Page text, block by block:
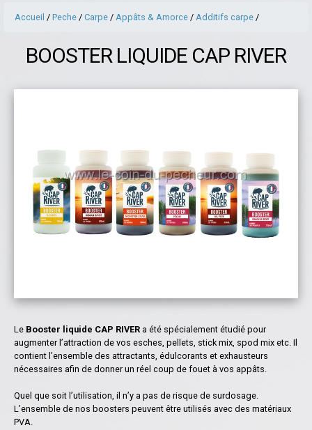
Accueil / Peche / Carpe / Appâts & Amorce / Additifs carpe /
BOOSTER LIQUIDE CAP RIVER
Le Booster liquide CAP RIVER a été spécialement étudié pour
augmenter l’attraction de vos esches, pellets, stick mix, spod mix etc. Il
contient l’ensemble des attractants, édulcorants et exhausteurs
nécessaires afin de donner un réel coup de fouet à vos appâts.
Quel que soit l’utilisation, il n’y a pas de risque de surdosage.
L’ensemble de nos boosters peuvent être utilisés avec des matériaux
PVA.